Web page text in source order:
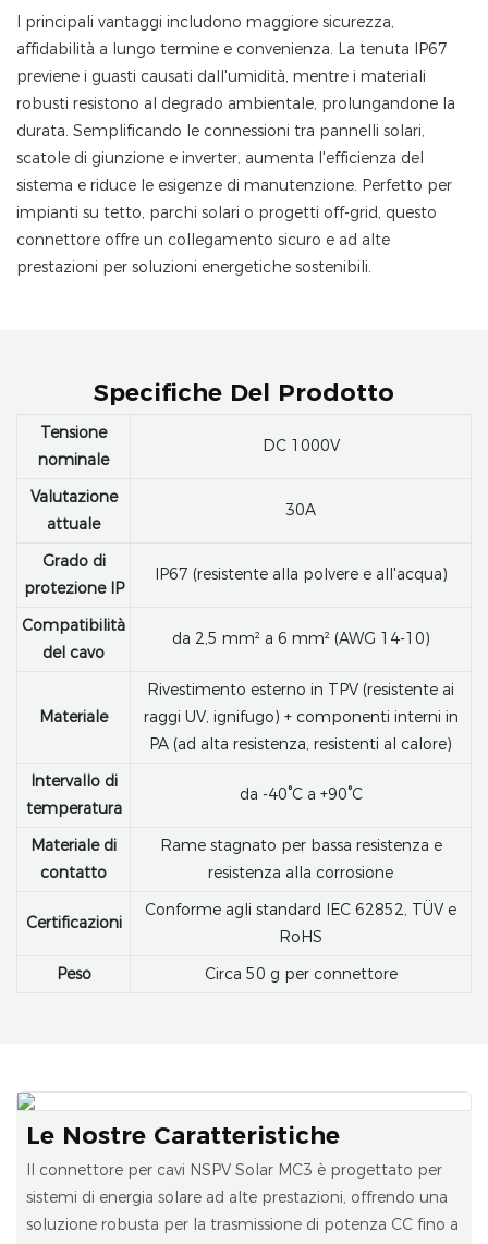
I principali vantaggi includono maggiore sicurezza,
affidabilità a lungo termine e convenienza. La tenuta IP67
previene i guasti causati dall'umidità, mentre i materiali
robusti resistono al degrado ambientale, prolungandone la
durata. Semplificando le connessioni tra pannelli solari,
scatole di giunzione e inverter, aumenta l'efficienza del
sistema e riduce le esigenze di manutenzione. Perfetto per
impianti su tetto, parchi solari o progetti off-grid, questo
connettore offre un collegamento sicuro e ad alte
prestazioni per soluzioni energetiche sostenibili.
Specifiche Del Prodotto
Tensione
nominale
DC 1000V
Valutazione
attuale
30A
Grado di
protezione IP
IP67 (resistente alla polvere e all'acqua)
Compatibilità
del cavo
da 2,5 mm² a 6 mm² (AWG 14-10)
Materiale
Rivestimento esterno in TPV (resistente ai
raggi UV, ignifugo) + componenti interni in
PA (ad alta resistenza, resistenti al calore)
Intervallo di
temperatura
da -40°C a +90°C
Materiale di
contatto
Rame stagnato per bassa resistenza e
resistenza alla corrosione
Certificazioni
Conforme agli standard IEC 62852, TÜV e
RoHS
Peso
Circa 50 g per connettore
Le Nostre Caratteristiche
Il connettore per cavi NSPV Solar MC3 è progettato per
sistemi di energia solare ad alte prestazioni, offrendo una
soluzione robusta per la trasmissione di potenza CC fino a